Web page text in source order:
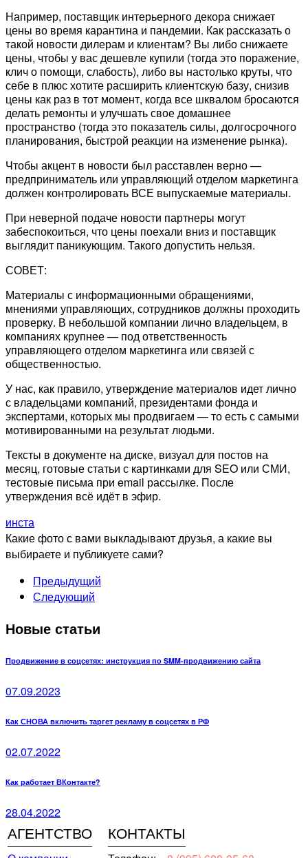
Например, поставщик интерьерного декора снижает
цены во время карантина и пандемии. Как рассказать о
такой новости дилерам и клиентам? Вы либо снижаете
цены, чтобы у вас дешевле купили (тогда это поражение,
клич о помощи, слабость), либо вы настолько круты, что
себе в плюс хотите расширить клиентскую базу, снизив
цены как раз в тот момент, когда все шквалом бросаются
делать ремонты и улучшать свое домашнее
пространство (тогда это показатель силы, долгосрочного
планирования, быстрой реакции на изменение рынка).
Чтобы акцент в новости был расставлен верно —
предприниматель или управляющий отделом маркетинга
должен контролировать ВСЕ выпускаемые материалы.
При неверной подаче новости партнеры могут
забеспокоиться, что цены поехали вниз и поставщик
выглядит паникующим. Такого допустить нельзя.
СОВЕТ:
Материалы с информационными обращениями,
мнениями управляющих, сотрудников должны проходить
проверку. В небольшой компании лично владельцем, в
компаниях крупнее — под ответственность
управляющего отделом маркетинга или связей с
общественностью.
У нас, как правило, утверждение материалов идет лично
с владельцами компаний, президентами фонда и
экспертами, которых мы продвигаем — то есть с самыми
мотивированными на результат людьми.
Тексты в документе на диске, визуал для постов на
месяц, готовые статьи с картинками для SEO или СМИ,
тестовые письма при email рассылке. После
утверждения всё идёт в эфир.
инста
Какие фото с вами выкладывают друзья, а какие вы
выбираете и публикуете сами?
Предыдущий
Следующий
Новые статьи
Продвижение в соцсетях: инструкция по SMM-продвижению сайта
07.09.2023
Как СНОВА включить таргет рекламу в соцсетях в РФ
02.07.2022
Как работает ВКонтакте?
28.04.2022
АГЕНТСТВО КОНТАКТЫ